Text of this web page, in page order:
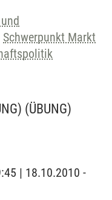
Schwerpunkt Markt
(ÜBUNG)
| 18.10.2010 -